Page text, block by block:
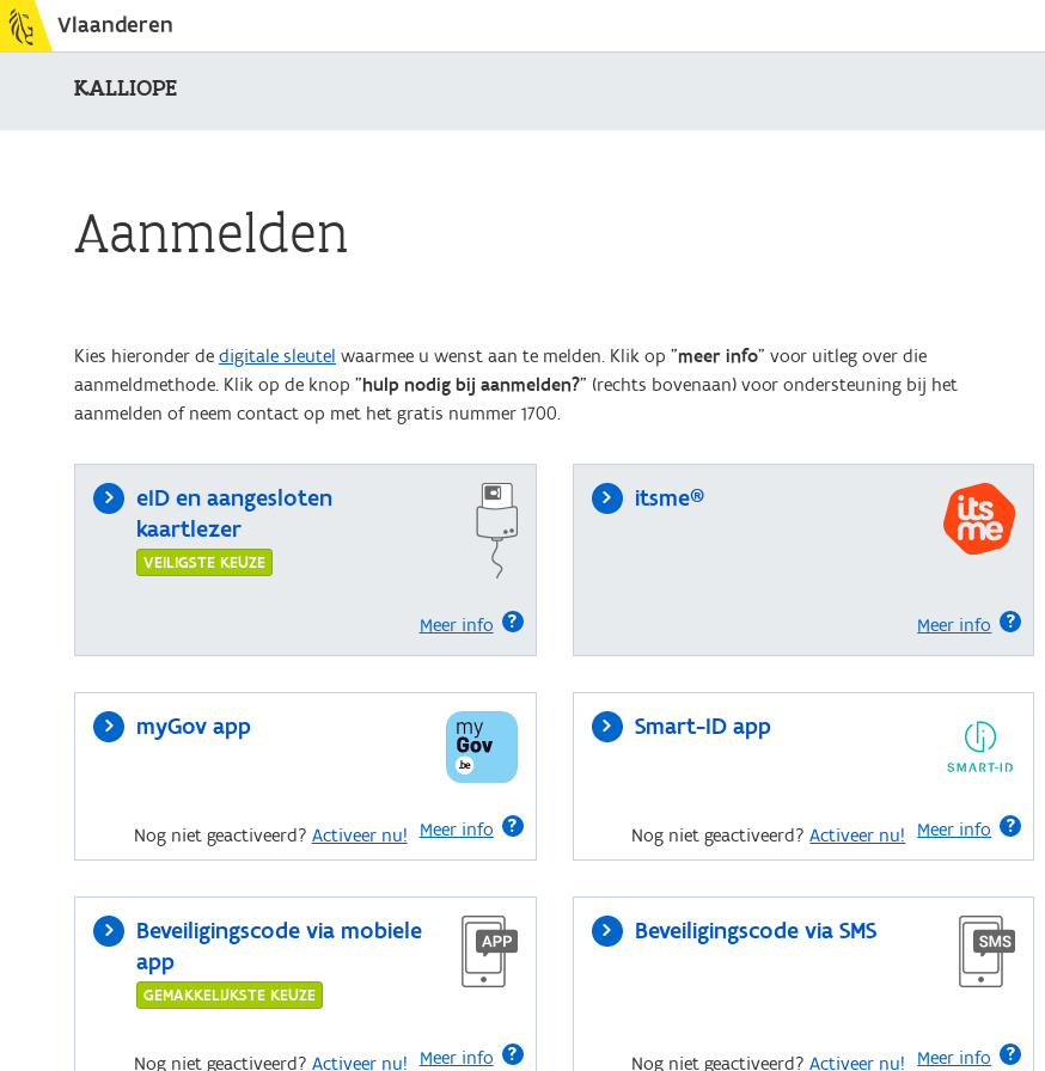
Vlaanderen
KALLIOPE
Aanmelden
Kies hieronder de digitale sleutel waarmee u wenst aan te melden. Klik op "meer info" voor uitleg over die
aanmeldmethode. Klik op de knop "hulp nodig bij aanmelden?" (rechts bovenaan) voor ondersteuning bij het
aanmelden of neem contact op met het gratis nummer 1700.
eID en aangesloten
kaartlezer
VEILIGSTE KEUZE
Meer info
itsme®
Meer info
myGov app
Meer info
Nog niet geactiveerd? Activeer nu!
Smart-ID app
Meer info
Nog niet geactiveerd?Activeer nu!
Beveiligingscode via mobiele
app
GEMAKKELIJKSTE KEUZE
Meer info
Nog niet geactiveerd? Activeer nu!
Beveiligingscode via SMS
Meer info
Nog niet geactiveerd?Activeer nu!